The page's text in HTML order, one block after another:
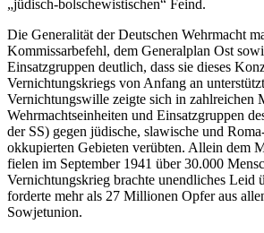
„jüdisch-bolschewistischen“ Feind.
Die Generalität der Deutschen Wehrmacht
Kommissarbefehl, dem Generalplan Ost
Einsatzgruppen deutlich, dass sie dieses
Vernichtungskriegs von Anfang an
Vernichtungswille zeigte sich in zahlreichen
Wehrmachtseinheiten und Einsatzgruppen
der SS) gegen jüdische, slawische und
okkupierten Gebieten verübten. Allein dem
fielen im September 1941 über 30.000
Vernichtungskrieg brachte unendliches Leid
forderte mehr als 27 Millionen Opfer aus
Sowjetunion.